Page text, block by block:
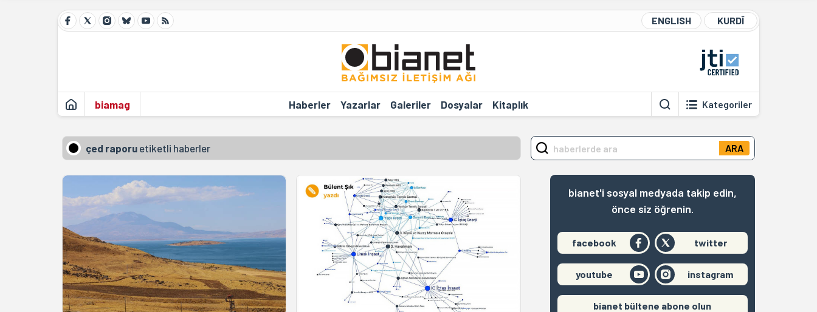
ENGLISH KURDÎ
biamag Haberler Yazarlar Galeriler Dosyalar Kitaplık Kategoriler
çed raporu etiketli haberler ARA
bianet'i sosyal medyada takip edin,
önce siz öğrenin.
facebook twitter
youtube instagram
bianet bültene abone olun